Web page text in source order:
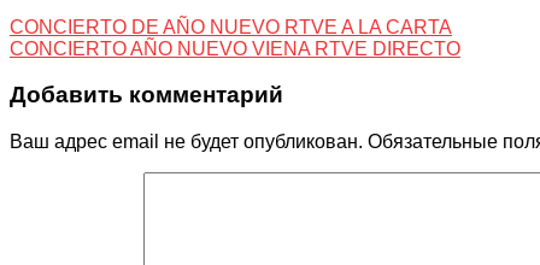
CONCIERTO DE AÑO NUEVO RTVE A LA CARTA
CONCIERTO AÑO NUEVO VIENA RTVE DIRECTO
Добавить комментарий
Ваш адрес email не будет опубликован. Обязательные